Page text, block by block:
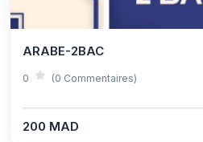
ARABE-2BAC
0 (0 Commentaires)
200 MAD